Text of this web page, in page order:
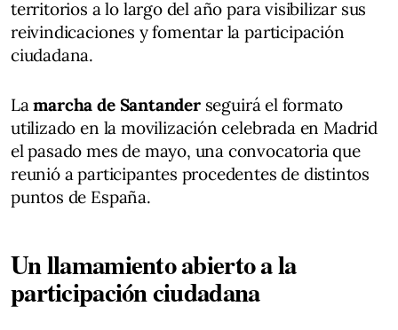
territorios a lo largo del año para visibilizar sus
reivindicaciones y fomentar la participación
ciudadana.
Lamarcha de Santander seguirá el formato
utilizado en la movilización celebrada en Madrid
el pasado mes de mayo, una convocatoria que
reunió a participantes procedentes de distintos
puntos de España.
Un llamamiento abierto a la
participación ciudadana